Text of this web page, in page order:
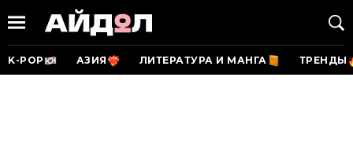
K-POP АЗИЯ ЛИТЕРАТУРА И МАНГА ТРЕНДЫ